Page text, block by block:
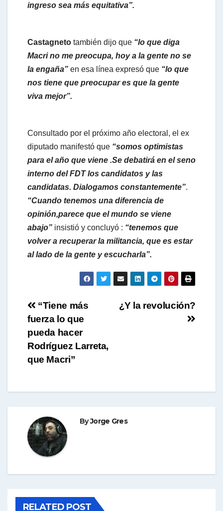
ingreso sea más equitativa”.
Castagneto también dijo que “lo que diga
Macri no me preocupa, hoy a la gente no se
la engaña” en esa línea expresó que “lo que
nos tiene que preocupar es que la gente
viva mejor”.
Consultado por el próximo año electoral, el ex
diputado manifestó que “somos optimistas
para el año que viene .Se debatirá en el seno
interno del FDT los candidatos y las
candidatas. Dialogamos constantemente”.
“Cuando tenemos una diferencia de
opinión,parece que el mundo se viene
abajo” insistió y concluyó : “tenemos que
volver a recuperar la militancia, que es estar
al lado de la gente y escucharla”.
Navegación
de
entradas
¿Y la revolución?
“Tiene más
fuerza lo que
pueda hacer
Rodríguez Larreta,
que Macri”
ByJorge Gres
RELATED POST